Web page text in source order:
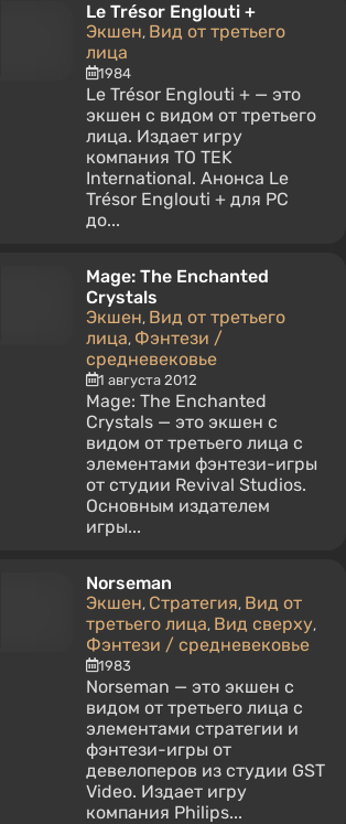
Le Trésor Englouti +
Экшен, Вид от третьего
лица
1984
Le Trésor Englouti + — это
экшен с видом от третьего
лица. Издает игру
компания TO TEK
International. Анонса Le
Trésor Englouti + для PC
до...
Mage: The Enchanted
Crystals
Экшен, Вид от третьего
лица, Фэнтези /
средневековье
1 августа 2012
Mage: The Enchanted
Crystals — это экшен с
видом от третьего лица с
элементами фэнтези-игры
от студии Revival Studios.
Основным издателем
игры...
Norseman
Экшен, Стратегия, Вид от
третьего лица, Вид сверху,
Фэнтези / средневековье
1983
Norseman — это экшен с
видом от третьего лица с
элементами стратегии и
фэнтези-игры от
девелоперов из студии GST
Video. Издает игру
компания Philips...